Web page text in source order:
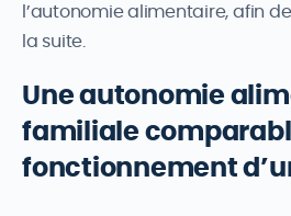
l’autonomie alimentaire, afin
la suite.
Une autonomie
familiale
fonctionnement